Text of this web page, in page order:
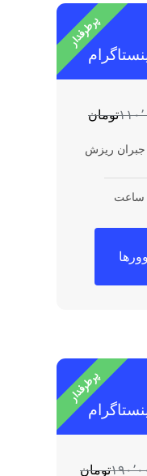
تومان
جبران ریزش
پرطرفدار
تومان
پرطرفدار